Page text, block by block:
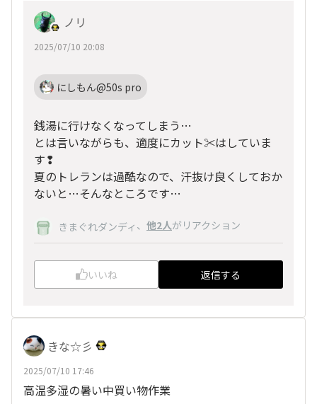
ノリ
2025/07/10 20:08
にしもん@50s pro
銭湯に行けなくなってしまう…
とは言いながらも、適度にカット✂️はしていま
す❢
夏のトレランは過酷なので、汗抜け良くしておか
ないと…そんなところです…
きまぐれダンディ 、 他2人がリアクション
いいね 返信する
きな☆彡
2025/07/10 17:46
高温多湿の暑い中買い物作業